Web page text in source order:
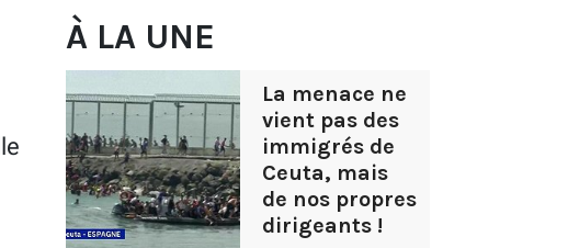
À LA UNE
La menace ne
vient pas des
immigrés de
Ceuta, mais
de nos propres
dirigeants !